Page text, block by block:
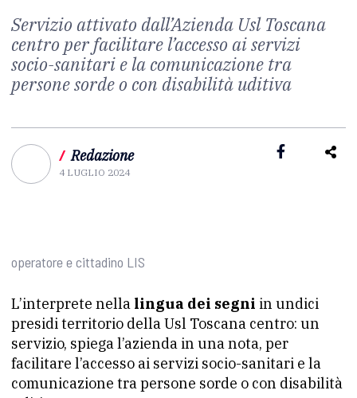
Servizio attivato dall’Azienda Usl Toscana
centro per facilitare l’accesso ai servizi
socio-sanitari e la comunicazione tra
persone sorde o con disabilità uditiva
/ Redazione
4 LUGLIO 2024
operatore e cittadino LIS
L’interprete nella lingua dei segni in undici
presidi territorio della Usl Toscana centro: un
servizio, spiega l’azienda in una nota, per
facilitare l’accesso ai servizi socio-sanitari e la
comunicazione tra persone sorde o con disabilità